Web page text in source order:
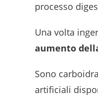
processo
Una volta
aumento
Sono
artificiali